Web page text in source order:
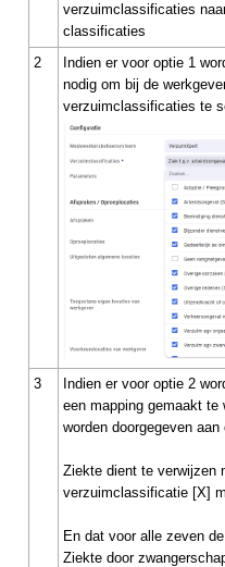
verzuimclassificaties
classificaties
2
Indien er voor optie 1
nodig om bij de
verzuimclassificaties te
3
Indien er voor optie 2
een mapping gemaakt te
worden doorgegeven
Ziekte dient te verwijzen
verzuimclassificatie [X]
En dat voor alle zeven
Ziekte door